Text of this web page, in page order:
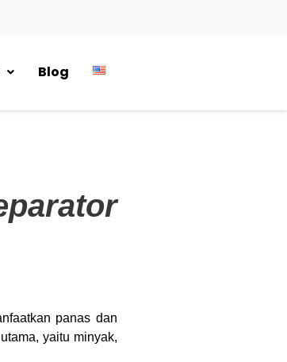
Blog
panas dan
yaitu minyak,